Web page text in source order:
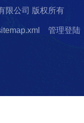
限公司 版权所有
管理登陆